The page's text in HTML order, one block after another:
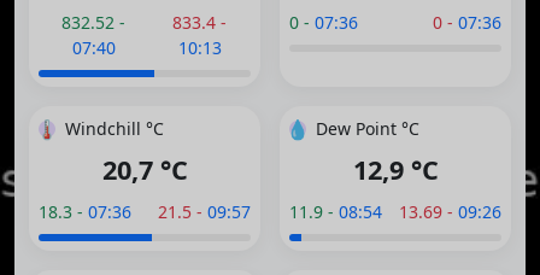
832.52 -
07:40
833.4 -
10:13
0 - 07:36 0 - 07:36
🌡️ Windchill °C
20,7 °C
18.3 - 07:36 21.5 - 09:57
💧 Dew Point °C
12,9 °C
11.9 - 08:54 13.69 - 09:26